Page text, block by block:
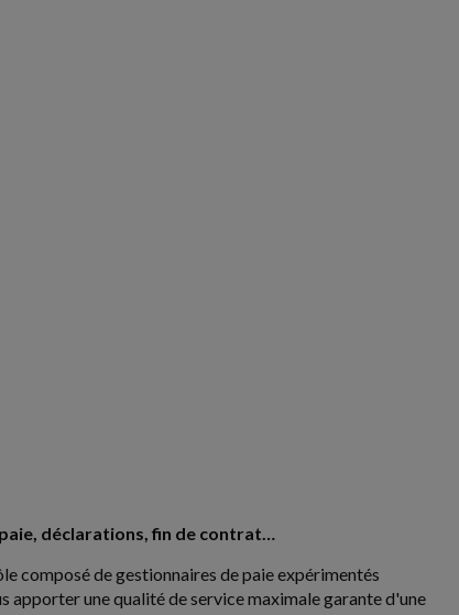
déclarations, fin de contrat…
composé de gestionnaires de paie expérimentés
une qualité de service maximale garante d'une